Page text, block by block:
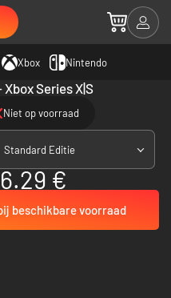
Xbox Nintendo
Series X|S
Niet op voorraad
Standard Editie
€
beschikbare voorraad